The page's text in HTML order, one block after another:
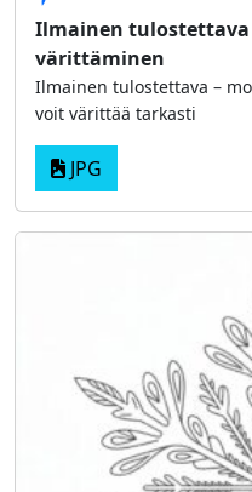
Ilmainen
värittäminen
Ilmainen tulostettava –
voit värittää tarkasti
JPG